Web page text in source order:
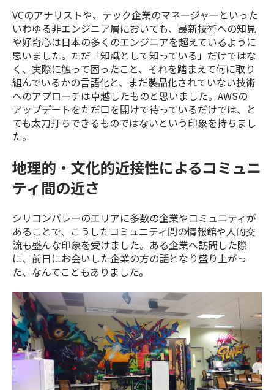
VCのアナリストや、テック企業のマネージャーといった
いわゆる非エンジニア層においても、最新技術への知見
や好奇心は日本の多くのエンジニアを超えているように
思いました。ただ「知識として知っている」だけではな
く、実際に触って困ったこと、それを踏まえて何に取り
組んでいるかの言語化と、まだ製品化されていない技術
へのアプローチは卓越したものと思いました。AWSの
アップデートをただ口を開けて待っているだけでは、と
ても太刀打ちできるものではないという印象を持ちまし
た。
地理的・文化的近接性によるコミュニ
ティ間の近さ
シリコンバレーのエリアに多数の企業やコミュニティが
あることで、こうしたコミュニティ間の情報館や人的交
流も盛んな印象を受けました。ある企業へ訪問した際
に、前日にお会いした企業の方の話となり盛り上がっ
た、なんてこともありました。